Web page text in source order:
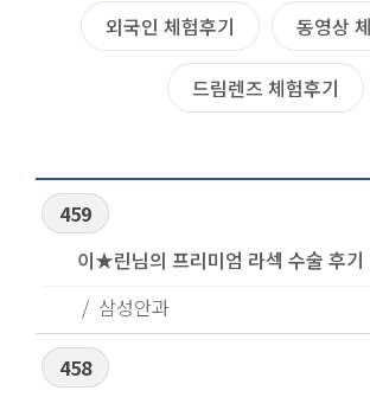
외국인 체험후기 동영상
드림렌즈 체험후기
459
이★린님의 프리미엄 라섹 수술 후기
삼성안과
458